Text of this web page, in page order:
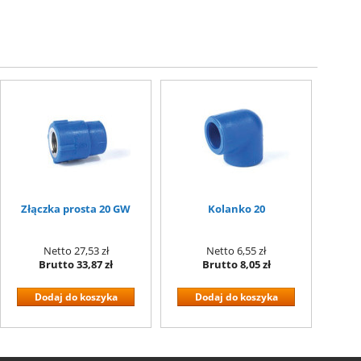
Złączka prosta 20 GW
Netto 27,53 zł
Brutto33,87 zł
Dodaj do koszyka
Kolanko 20
Netto 6,55 zł
Brutto8,05 zł
Dodaj do koszyka